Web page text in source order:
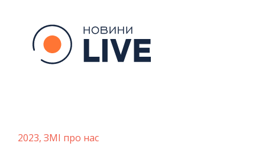
Posted
2023 ЗМІ про нас